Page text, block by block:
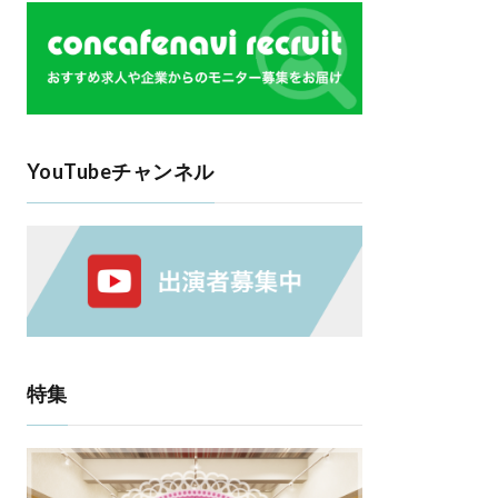
YouTubeチャンネル
特集